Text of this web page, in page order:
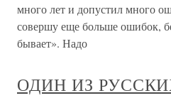
много лет и допустил много
совершу еще больше ошибок,
бывает». Надо
ОДИН ИЗ